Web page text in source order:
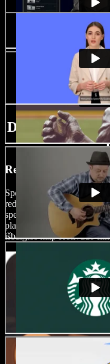
Dirbtinio
Redaguokite
Speechify Studio dirbtinio
redaguoti veiksmo filmus
specialiųjų efektų iki
platforma užtikrina, kad
išbaigtos kaip Holivudo